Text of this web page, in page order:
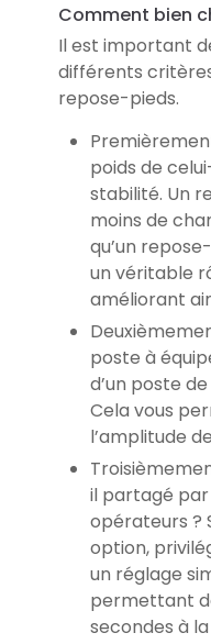
Comment bien
Il est important
différents
repose-pieds.
poids de
stabilité. Un
moins de
qu’un
un véritable
améliorant
poste à
d’un poste
Cela vous
l’amplitude
il partagé par
opérateurs ?
option,
un réglage
permettant
secondes à